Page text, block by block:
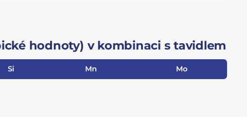
hodnoty) v kombinaci s tavidlem
Si Mn Mo